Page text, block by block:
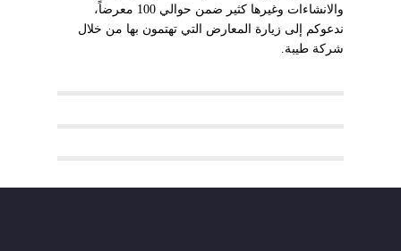
والانشاءات وغيرها كثير ضمن حوالي 100 معرضاً،
ندعوكم إلى زيارة المعارض التي تهتمون بها من خلال
شركة طيبة.